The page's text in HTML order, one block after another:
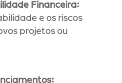
Financeira:
e os riscos
projetos ou